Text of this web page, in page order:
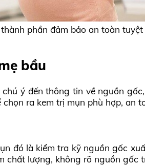
phần đảm bảo an toàn
bầu
ý đến thông tin về nguồn
ra kem trị mụn phù hợp, an
đó là kiểm tra kỹ nguồn gốc
chất lượng, không rõ nguồn gốc